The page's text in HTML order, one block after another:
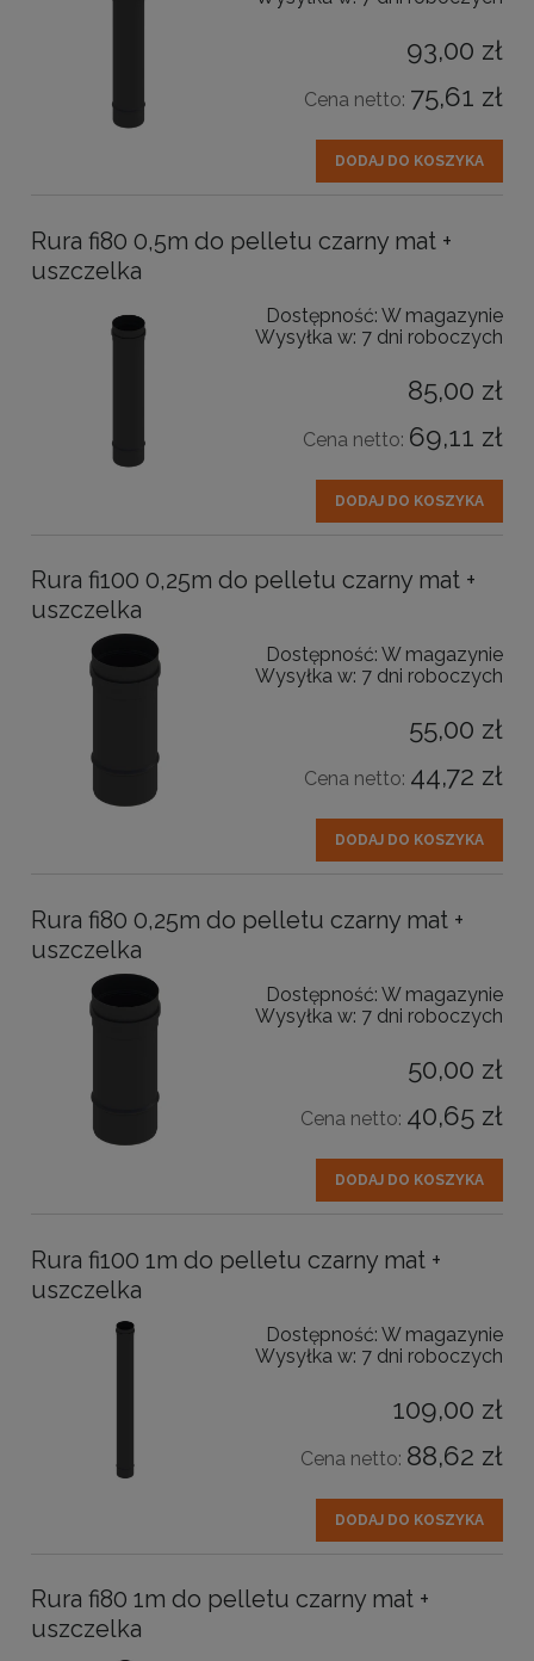
93,00 zł
Cena netto: 75,61 zł
DODAJ DO KOSZYKA
Rura fi80 0,5m do pelletu czarny mat +
uszczelka
Dostępność: W magazynie
Wysyłka w: 7 dni roboczych
85,00 zł
Cena netto: 69,11 zł
DODAJ DO KOSZYKA
Rura fi100 0,25m do pelletu czarny mat +
uszczelka
Dostępność: W magazynie
Wysyłka w: 7 dni roboczych
55,00 zł
Cena netto: 44,72 zł
DODAJ DO KOSZYKA
Rura fi80 0,25m do pelletu czarny mat +
uszczelka
Dostępność: W magazynie
Wysyłka w: 7 dni roboczych
50,00 zł
Cena netto: 40,65 zł
DODAJ DO KOSZYKA
Rura fi100 1m do pelletu czarny mat +
uszczelka
Dostępność: W magazynie
Wysyłka w: 7 dni roboczych
109,00 zł
Cena netto: 88,62 zł
DODAJ DO KOSZYKA
Rura fi80 1m do pelletu czarny mat +
uszczelka